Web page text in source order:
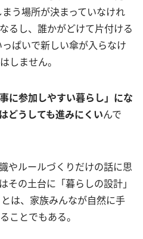
う場所が決まっていなけれ
るし、誰かがどけて片付ける
ぱいで新しい傘が入らなけ
しません。
に参加しやすい暮らし」にな
どうしても進みにくいんで
やルールづくりだけの話に思
その土台に「暮らしの設計」
は、家族みんなが自然に手
ことでもある。